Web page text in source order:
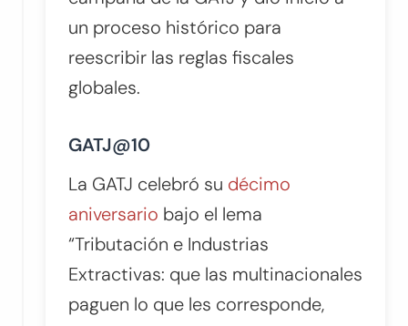
un proceso histórico para
reescribir las reglas fiscales
globales.
GATJ@10
La GATJ celebró su décimo
aniversario bajo el lema
“Tributación e Industrias
Extractivas: que las multinacionales
paguen lo que les corresponde,